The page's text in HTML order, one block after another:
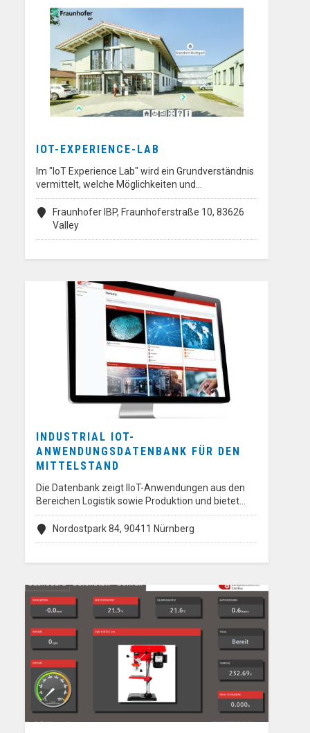
IOT-EXPERIENCE-LAB
Im "IoT Experience Lab" wird ein Grundverständnis
vermittelt, welche Möglichkeiten und…
Fraunhofer IBP, Fraunhoferstraße 10, 83626
Valley
INDUSTRIAL IOT-
ANWENDUNGSDATENBANK FÜR DEN
MITTELSTAND
Die Datenbank zeigt IIoT-Anwendungen aus den
Bereichen Logistik sowie Produktion und bietet…
Nordostpark 84, 90411 Nürnberg